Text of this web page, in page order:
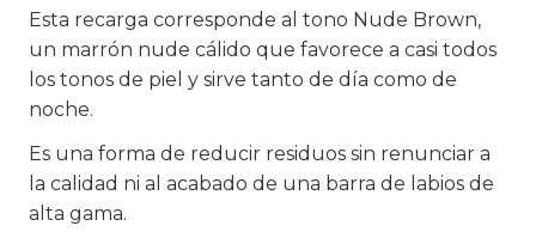
Esta recarga corresponde al tono Nude Brown,
un marrón nude cálido que favorece a casi todos
los tonos de piel y sirve tanto de día como de
noche.
Es una forma de reducir residuos sin renunciar a
la calidad ni al acabado de una barra de labios de
alta gama.